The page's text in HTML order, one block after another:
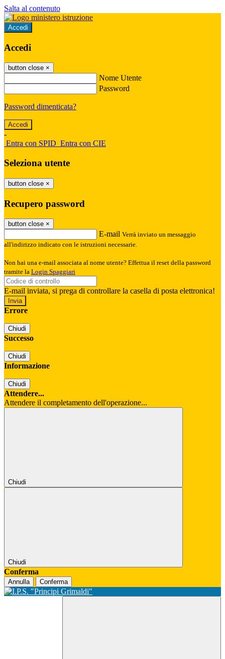
Salta al contenuto
Accedi
Accedi
button close ×
Nome Utente
Password
Password dimenticata?
-
Entra con SPID Entra con CIE
Seleziona utente
button close ×
Recupero password
button close ×
E-mail Verrà inviato un messaggio
all'indirizzo indicato con le istruzioni necessarie.
Non hai una e-mail associata al nome utente? Effettua il reset della password
tramite la Login Spaggiari
E-mail inviata, si prega di controllare la casella di posta elettronica!
Errore
Chiudi
Successo
Chiudi
Informazione
Chiudi
Attendere...
Attendere il completamento dell'operazione...
Chiudi
Chiudi
Conferma
Annulla Conferma